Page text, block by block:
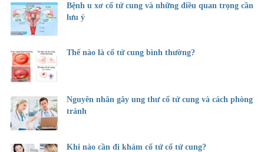
Bệnh u xơ cổ tử cung và những điều quan trọng cần
lưu ý
Thế nào là cổ tử cung bình thường?
Nguyên nhân gây ung thư cổ tử cung và cách phòng
tránh
Khi nào cần đi khám cổ tử cổ tử cung?